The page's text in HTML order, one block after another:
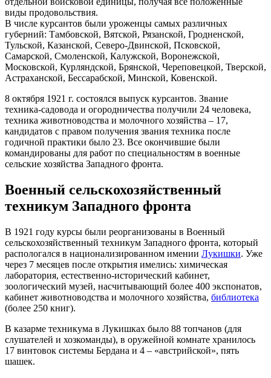
виды продовольствия.
В числе курсантов были уроженцы самых различных
губерний: Тамбовской, Вятской, Рязанской, Гродненской,
Тульской, Казанской, Северо-Двинской, Псковской,
Самарской, Смоленской, Калужской, Воронежской,
Московской, Курляндской, Брянской, Череповецкой, Тверской,
Астраханской, Бессарабской, Минской, Ковенской.
8 октября 1921 г. состоялся выпуск курсантов. Звание
техника-садовода и огородничества получили 24 человека,
техника животноводства и молочного хозяйства – 17,
кандидатов с правом получения звания техника после
годичной практики было 23. Все окончившие были
командированы для работ по специальностям в военные
сельские хозяйства Западного фронта.
Военный сельскохозяйственный
техникум Западного фронта
В 1921 году курсы были реорганизованы в Военный
сельскохозяйственный техникум Западного фронта, который
распологался в национализированном имении Лукишки. Уже
через 7 месяцев после открытия имелись: химическая
лаборатория, естественно-исторический кабинет,
зоологический музей, насчитывающий более 400 экспонатов,
кабинет животноводства и молочного хозяйства, библиотека
(более 250 книг).
В казарме техникума в Лукишках было 88 топчанов (для
слушателей и хозкоманды), в оружейной комнате хранилось
17 винтовок системы Бердана и 4 – «австрийской», пять
шашек.